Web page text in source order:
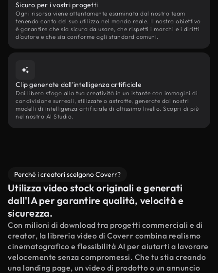
Sicuro per i vostri progetti
Ogni risorsa viene attentamente esaminata dal nostro team
tenendo conto del suo utilizzo nel mondo reale. Il nostro obiettivo
è garantire che sia sicura da usare, che rispetti i marchi e i diritti
d'autore e che sia conforme agli standard comuni.
Clip generate dall'intelligenza artificiale
Dai libero sfogo alla tua creatività in un istante con immagini di
condivisione surreali, stilizzate o astratte, generate dai nostri
modelli di intelligenza artificiale di altissimo livello. Scopri di più
nel nostro AI Studio.
Perché i creatori scelgono Coverr?
Utilizza video stock originali e generati
dall'IA per garantire qualità, velocità e
sicurezza.
Con milioni di download tra progetti commerciali e di
creator, la libreria video di Coverr combina realismo
cinematografico e flessibilità AI per aiutarti a lavorare
velocemente senza compromessi. Che tu stia creando
una landing page, un video di prodotto o un annuncio